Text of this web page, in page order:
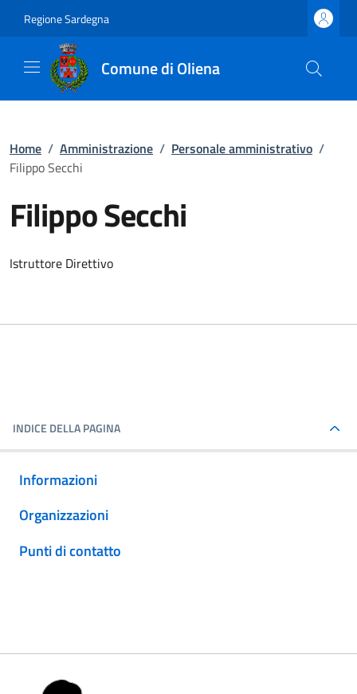
Regione Sardegna
Comune di Oliena
Home / Amministrazione / Personale amministrativo /
Filippo Secchi
Filippo Secchi
Istruttore Direttivo
INDICE DELLA PAGINA
Informazioni
Organizzazioni
Punti di contatto